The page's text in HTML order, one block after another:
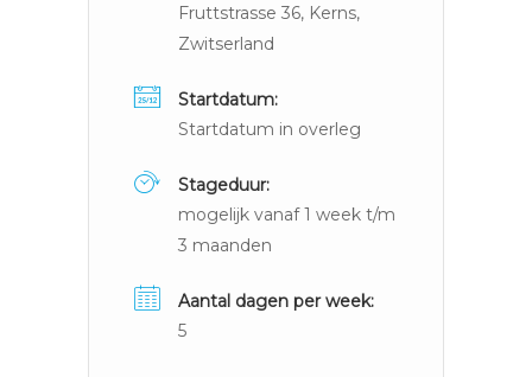
Fruttstrasse 36, Kerns,
Zwitserland
Startdatum:
Startdatum in overleg
Stageduur:
mogelijk vanaf 1 week t/m
3 maanden
Aantal dagen per week:
5